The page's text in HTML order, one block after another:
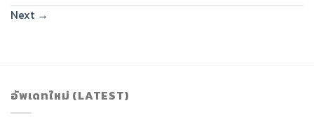
Next →
อัพเดทใหม่ (LATEST)